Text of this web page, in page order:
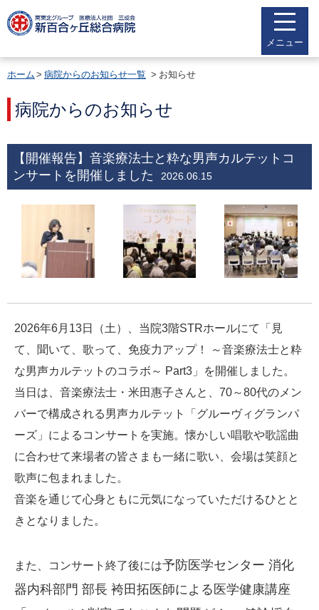
メニュー
ホーム 病院からのお知らせ一覧 お知らせ
病院からのお知らせ
【開催報告】音楽療法士と粋な男声カルテットコ
ンサートを開催しました
2026.06.15
2026年6月13日（土）、当院3階STRホールにて「見
て、聞いて、歌って、免疫力アップ！ ～音楽療法士と粋
な男声カルテットのコラボ～ Part3」を開催しました。
当日は、音楽療法士・米田惠子さんと、70～80代のメン
バーで構成される男声カルテット「グルーヴィグランパ
ーズ」によるコンサートを実施。懐かしい唱歌や歌謡曲
に合わせて来場者の皆さまも一緒に歌い、会場は笑顔と
歌声に包まれました。
音楽を通じて心身ともに元気になっていただけるひとと
きとなりました。
また、コンサート終了後には予防医学センター 消化
器内科部門 部長 袴田拓医師による 医学健康講座